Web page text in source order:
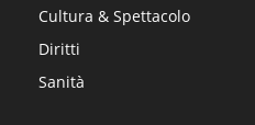
Cultura & Spettacolo
Diritti
Sanità